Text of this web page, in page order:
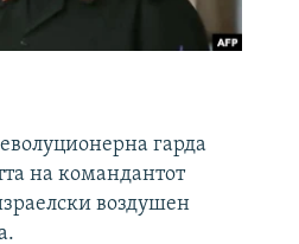
гарда
на командантот
воздушен